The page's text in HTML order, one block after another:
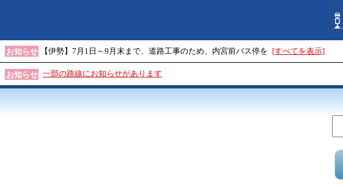
お知らせ 【伊勢】7月1日～9月末まで、道路工事のため、内宮前バス停を [すべてを表示]
お知らせ 一部の路線にお知らせがあります